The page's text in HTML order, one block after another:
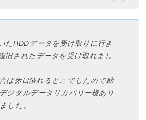
たHDDデータを受け取りに行き
旧されたデータを受け取れまし
は休日潰れるとこでしたので助
ジタルデータリカバリー様あり
した。